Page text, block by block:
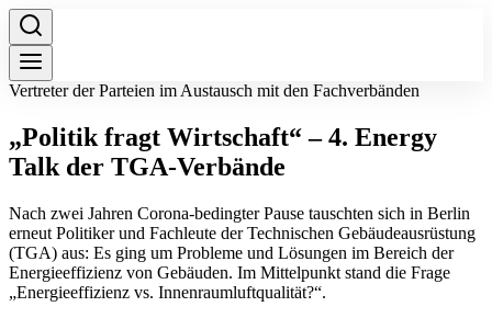
Vertreter der Parteien im Austausch mit den Fachverbänden
„Politik fragt Wirtschaft“ – 4. Energy
Talk der TGA-Verbände
Nach zwei Jahren Corona-bedingter Pause tauschten sich in Berlin
erneut Politiker und Fachleute der Technischen Gebäudeausrüstung
(TGA) aus: Es ging um Probleme und Lösungen im Bereich der
Energieeffizienz von Gebäuden. Im Mittelpunkt stand die Frage
„Energieeffizienz vs. Innenraumluftqualität?“.